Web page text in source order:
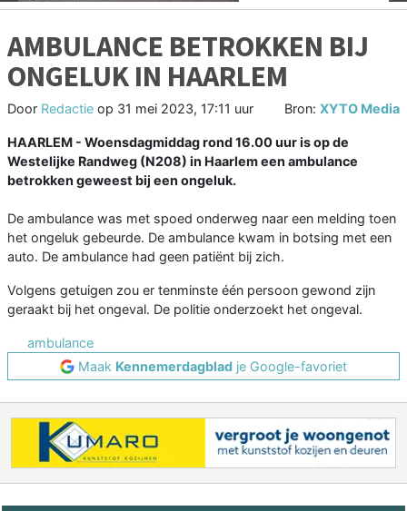
AMBULANCE BETROKKEN BIJ
ONGELUK IN HAARLEM
Door Redactie op 31 mei 2023, 17:11 uur Bron: XYTO Media
HAARLEM - Woensdagmiddag rond 16.00 uur is op de
Westelijke Randweg (N208) in Haarlem een ambulance
betrokken geweest bij een ongeluk.
De ambulance was met spoed onderweg naar een melding toen
het ongeluk gebeurde. De ambulance kwam in botsing met een
auto. De ambulance had geen patiënt bij zich.
Volgens getuigen zou er tenminste één persoon gewond zijn
geraakt bij het ongeval. De politie onderzoekt het ongeval.
ambulance
Maak Kennemerdagblad je Google-favoriet